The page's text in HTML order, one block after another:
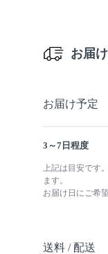
お届
お届け予定
3～7日程度
上記は目安です
ます。
お届け日にご希
送料 / 配送